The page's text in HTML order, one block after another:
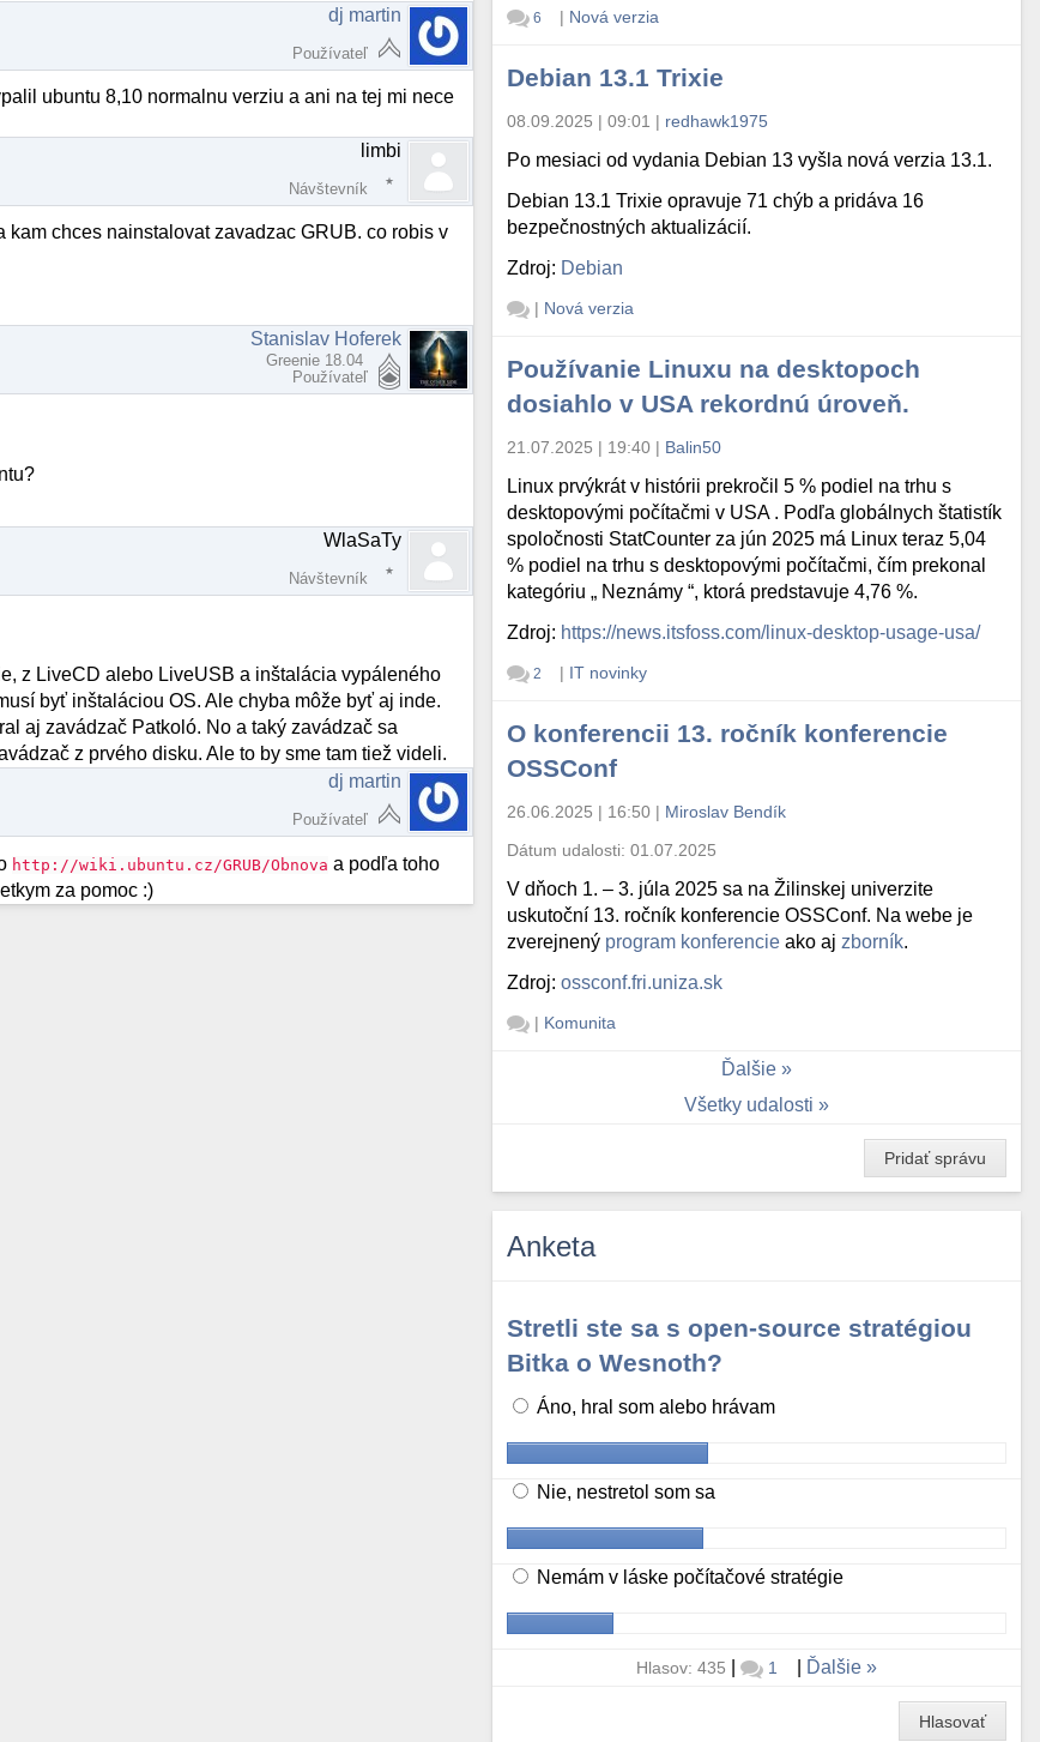
dj martin
Používateľ
ubuntu 8,10 normalnu verziu a ani na tej mi nece
limbi
Návštevník
chces nainstalovat zavadzac GRUB. co robis v
Stanislav Hoferek
Greenie 18.04
Používateľ
WlaSaTy
Návštevník
z LiveCD alebo LiveUSB a inštalácia vypáleného
byť inštaláciou OS. Ale chyba môže byť aj inde.
aj zavádzač Patkoló. No a taký zavádzač sa
z prvého disku. Ale to by sme tam tiež videli.
dj martin
Používateľ
http://wiki.ubuntu.cz/GRUB/Obnova a podľa toho
za pomoc :)
6 | Nová verzia
Debian 13.1 Trixie
08.09.2025 | 09:01 | redhawk1975
Po mesiaci od vydania Debian 13 vyšla nová verzia 13.1.
Debian 13.1 Trixie opravuje 71 chýb a pridáva 16
bezpečnostných aktualizácií.
Zdroj: Debian
| Nová verzia
Používanie Linuxu na desktopoch
dosiahlo v USA rekordnú úroveň.
21.07.2025 | 19:40 | Balin50
Linux prvýkrát v histórii prekročil 5 % podiel na trhu s
desktopovými počítačmi v USA . Podľa globálnych štatistík
spoločnosti StatCounter za jún 2025 má Linux teraz 5,04
% podiel na trhu s desktopovými počítačmi, čím prekonal
kategóriu „ Neznámy “, ktorá predstavuje 4,76 %.
Zdroj: https://news.itsfoss.com/linux-desktop-usage-usa/
2 | IT novinky
O konferencii 13. ročník konferencie
OSSConf
26.06.2025 | 16:50 | Miroslav Bendík
Dátum udalosti:01.07.2025
V dňoch 1. – 3. júla 2025 sa na Žilinskej univerzite
uskutoční 13. ročník konferencie OSSConf. Na webe je
zverejnený program konferencie ako aj zborník.
Zdroj:ossconf.fri.uniza.sk
| Komunita
Ďalšie
Všetky udalosti
Pridať správu
Anketa
Stretli ste sa s open-source stratégiou
Bitka o Wesnoth?
Áno, hral som alebo hrávam
Nie, nestretol som sa
Nemám v láske počítačové stratégie
Hlasov: 435 | 1 Ďalšie
Hlasovať